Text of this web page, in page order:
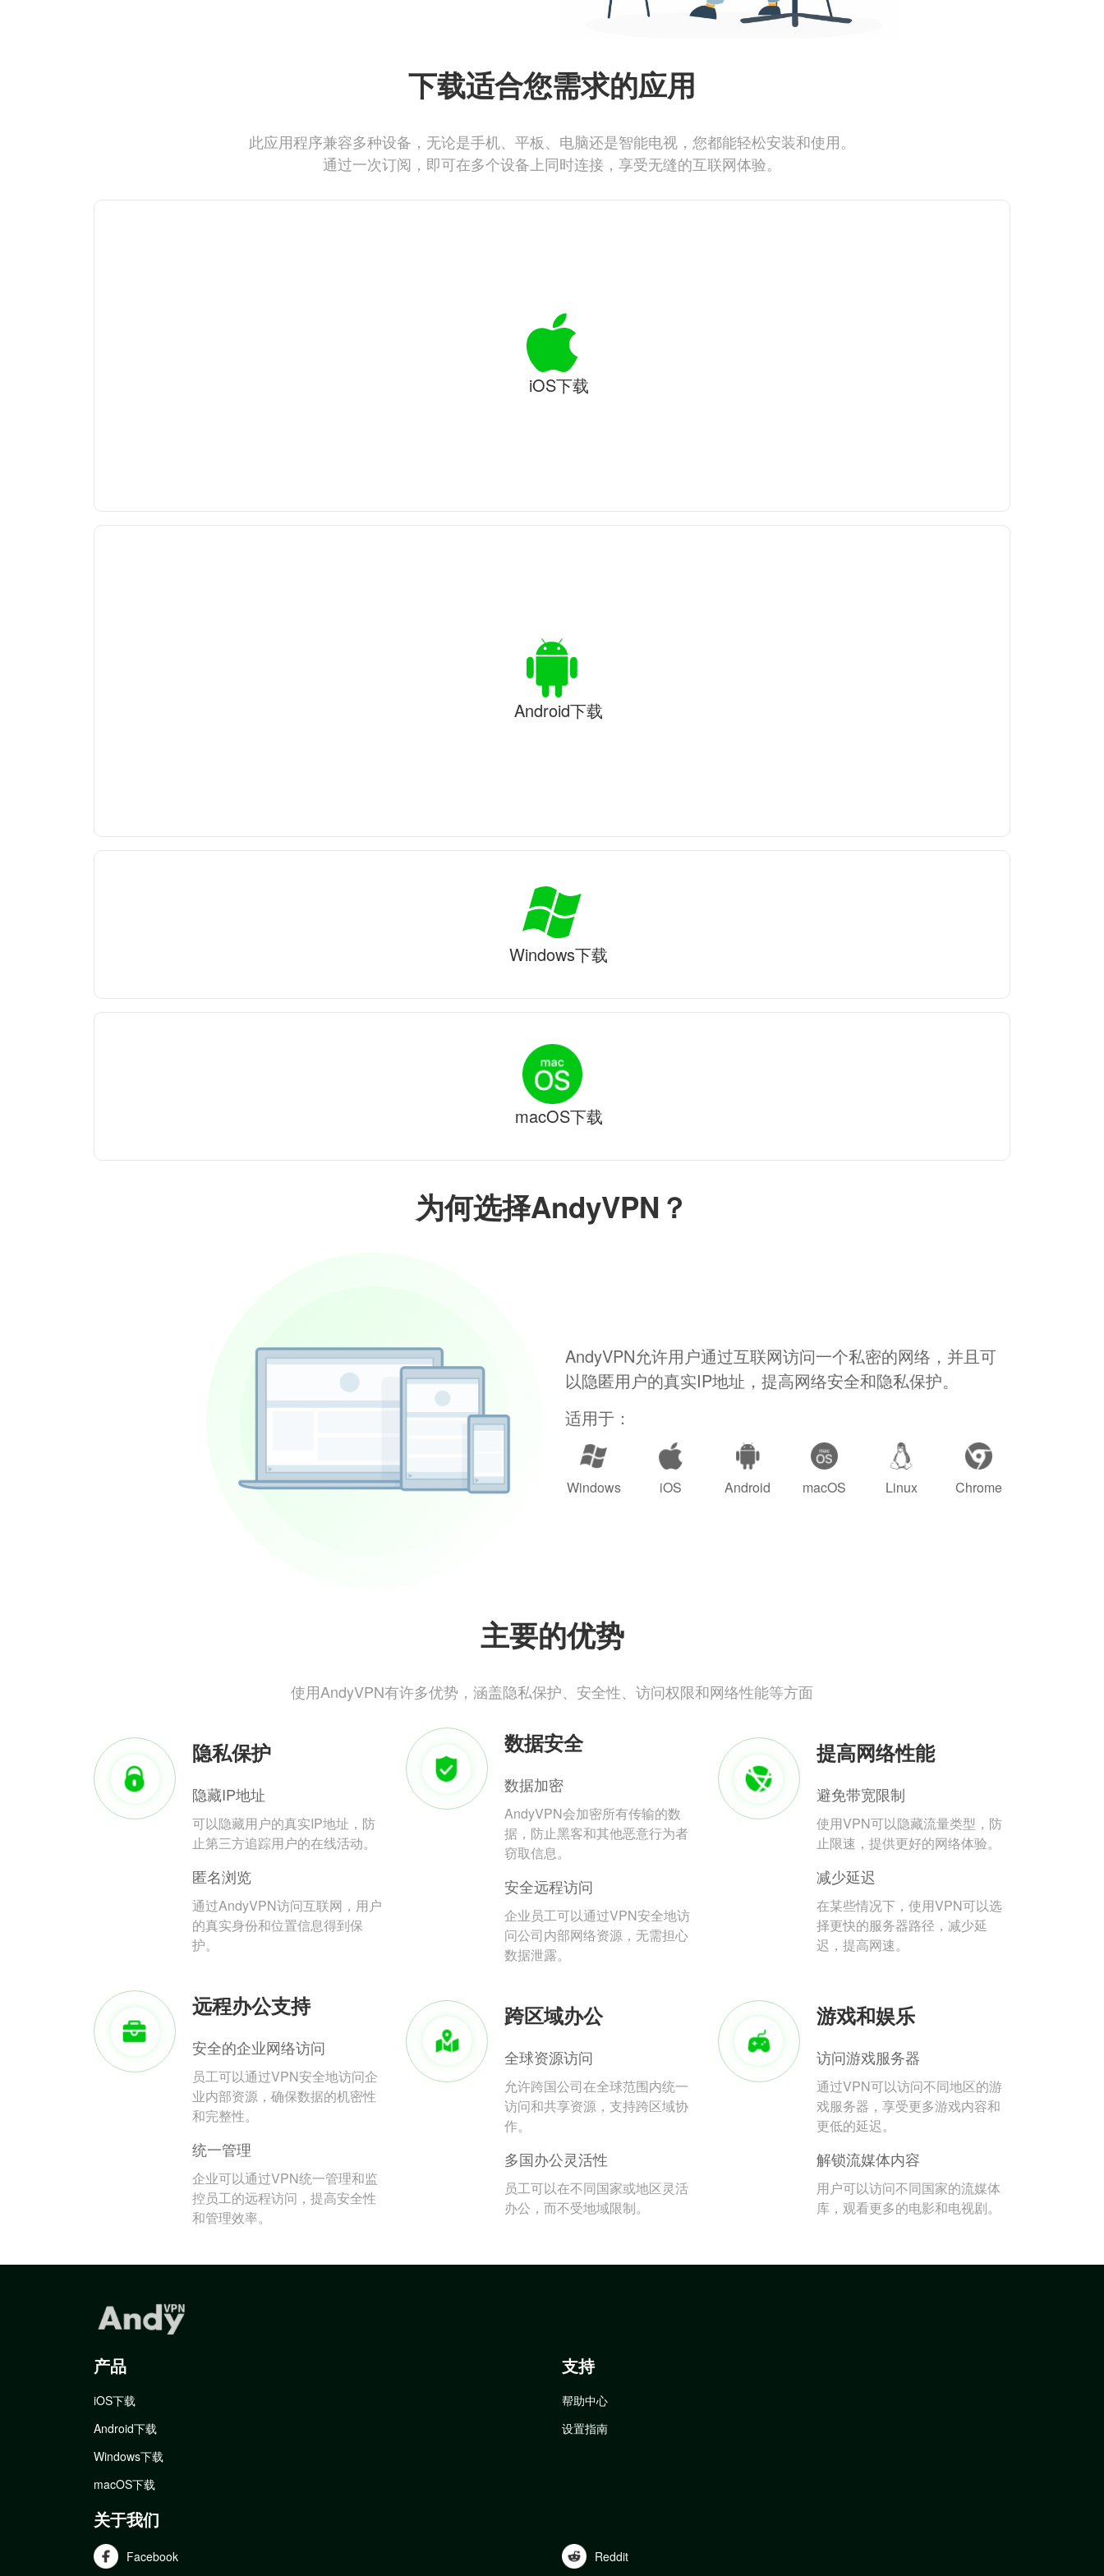
为何选择AndyVPN？
AndyVPN允许用户通过互联网访问一个私密的网络，并且可
以隐匿用户的真实IP地址，提高网络安全和隐私保护。
适用于：
Windows iOS Android macOS Linux Chrome
主要的优势
使用AndyVPN有许多优势，涵盖隐私保护、安全性、访问权限和网络性能等方面
隐私保护
隐藏IP地址
可以隐藏用户的真实IP地址，防
止第三方追踪用户的在线活动。
匿名浏览
通过AndyVPN访问互联网，用户
的真实身份和位置信息得到保
护。
数据安全
数据加密
AndyVPN会加密所有传输的数
据，防止黑客和其他恶意行为者
窃取信息。
安全远程访问
企业员工可以通过VPN安全地访
问公司内部网络资源，无需担心
数据泄露。
提高网络性能
避免带宽限制
使用VPN可以隐藏流量类型，防
止限速，提供更好的网络体验。
减少延迟
在某些情况下，使用VPN可以选
择更快的服务器路径，减少延
迟，提高网速。
远程办公支持
安全的企业网络访问
员工可以通过VPN安全地访问企
业内部资源，确保数据的机密性
和完整性。
统一管理
企业可以通过VPN统一管理和监
控员工的远程访问，提高安全性
和管理效率。
跨区域办公
全球资源访问
允许跨国公司在全球范围内统一
访问和共享资源，支持跨区域协
作。
多国办公灵活性
员工可以在不同国家或地区灵活
办公，而不受地域限制。
游戏和娱乐
访问游戏服务器
通过VPN可以访问不同地区的游
戏服务器，享受更多游戏内容和
更低的延迟。
解锁流媒体内容
用户可以访问不同国家的流媒体
库，观看更多的电影和电视剧。
下载适合您需求的应用
此应用程序兼容多种设备，无论是手机、平板、电脑还是智能电视，您都能轻松安装和使用。
通过一次订阅，即可在多个设备上同时连接，享受无缝的互联网体验。
iOS下载
Android下载
Windows下载
macOS下载
产品
iOS下载
Android下载
Windows下载
macOS下载
支持
帮助中心
设置指南
关于我们
Facebook Reddit